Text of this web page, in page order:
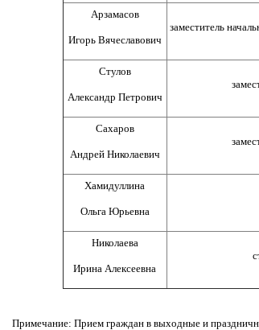
Арзамасов
Игорь Вячеславович
заместитель
Стулов
Александр Петрович
Сахаров
Андрей Николаевич
Хамидуллина
Ольга Юрьевна
Николаева
Ирина Алексеевна
Примечание: Прием граждан в выходные и